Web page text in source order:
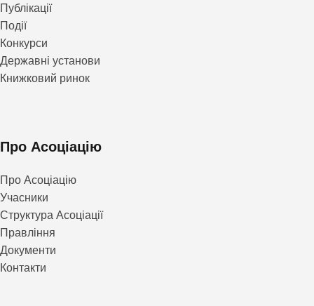
Публікації
Події
Конкурси
Державні установи
Книжковий ринок
Про Асоціацію
Про Асоціацію
Учасники
Структура Асоціації
Правління
Документи
Контакти